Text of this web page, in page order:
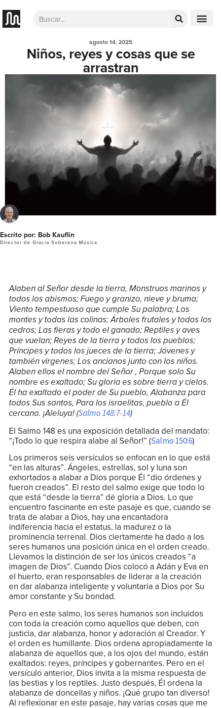
agosto 14, 2025
Niños, reyes y cosas que se
arrastran
Escrito por: Bob Kauflin
Director de Gracia Soberana Música
Alaben al Señor desde la tierra, Monstruos marinos y
todos los abismos; Fuego y granizo, nieve y bruma;
Viento tempestuoso que cumple Su palabra; Los
montes y todas las colinas; Árboles frutales y todos los
cedros; Las fieras y todo el ganado; Reptiles y aves
que vuelan; Reyes de la tierra y todos los pueblos;
Príncipes y todos los jueces de la tierra; Jóvenes y
también vírgenes; Los ancianos junto con los niños.
Alaben ellos el nombre del Señor , Porque solo Su
nombre es exaltado; Su gloria es sobre tierra y cielos.
Él ha exaltado el poder de Su pueblo, Alabanza para
todos Sus santos, Para los israelitas, pueblo a Él
cercano. ¡Aleluya! (Salmo 148:7-14)
El Salmo 148 es una exposición detallada del mandato:
“¡Todo lo que respira alabe al Señor!” (Salmo 150:6)
Los primeros seis versículos se enfocan en lo que está
“en las alturas”. Ángeles, estrellas, sol y luna son
exhortados a alabar a Dios porque Él “dio órdenes y
fueron creados”. El resto del salmo exige que todo lo
que está “desde la tierra” dé gloria a Dios. Lo que
encuentro fascinante en este pasaje es que, cuando se
trata de alabar a Dios, hay una encantadora
indiferencia hacia el estatus, la madurez o la
prominencia terrenal. Dios ciertamente ha dado a los
seres humanos una posición única en el orden creado.
Llevamos la distinción de ser los únicos creados “a
imagen de Dios”. Cuando Dios colocó a Adán y Eva en
el huerto, eran responsables de liderar a la creación
en dar alabanza inteligente y voluntaria a Dios por Su
amor constante y Su bondad.
Pero en este salmo, los seres humanos son incluidos
con toda la creación como aquellos que deben, con
justicia, dar alabanza, honor y adoración al Creador. Y
el orden es humillante. Dios ordena apropiadamente la
alabanza de aquellos que, a los ojos del mundo, están
exaltados: reyes, príncipes y gobernantes. Pero en el
versículo anterior, Dios invita a la misma respuesta de
las bestias y los reptiles. Justo después, Él ordena la
alabanza de doncellas y niños. ¡Qué grupo tan diverso!
Al reflexionar en este pasaje, hay varias cosas que me